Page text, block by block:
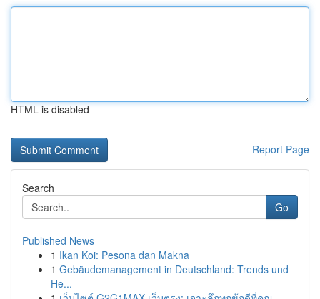
HTML is disabled
Report Page
Search
Go
Published News
1 Ikan Koi: Pesona dan Makna
1 Gebäudemanagement in Deutschland: Trends und
He...